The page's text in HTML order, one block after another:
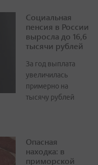
Социальная
пенсия в России
выросла до 16,6
тысячи рублей
За год выплата
увеличилась
примерно на
тысячу рублей
Опасная
находка: в
приморской